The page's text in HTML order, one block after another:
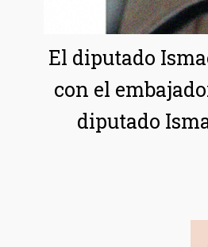
El diputado
con el
diputado